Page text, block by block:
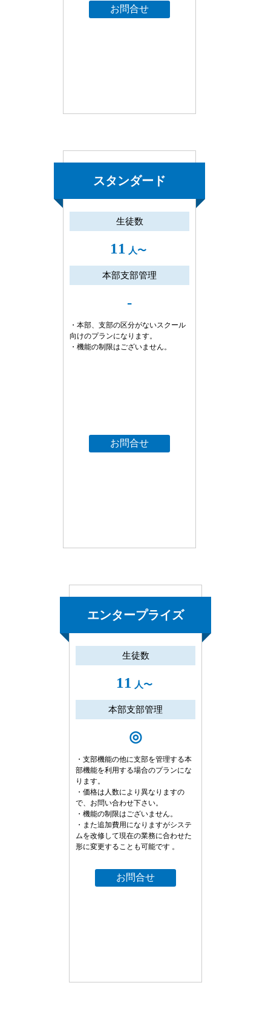
お問合せ
スタンダード
生徒数
11 人〜
本部支部管理
-
・本部、支部の区分がないスクール
向けのプランになります。
・機能の制限はございません。
お問合せ
エンタープライズ
生徒数
11 人〜
本部支部管理
◎
・支部機能の他に支部を管理する本
部機能を利用する場合のプランにな
ります。
・価格は人数により異なりますの
で、お問い合わせ下さい。
・機能の制限はございません。
・また追加費用になりますがシステ
ムを改修して現在の業務に合わせた
形に変更することも可能です 。
お問合せ